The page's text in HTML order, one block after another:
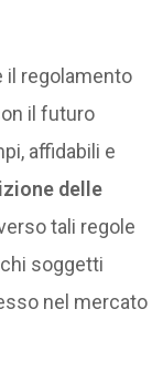
il regolamento
il futuro
affidabili e
delle
tali regole
soggetti
nel mercato